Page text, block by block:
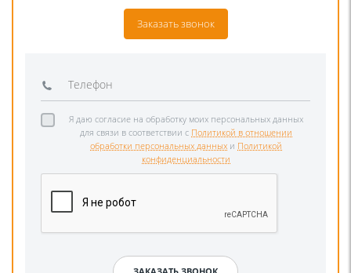
Заказать звонок
Я даю согласие на обработку моих персональных данных
для связи в соответствии с Политикой в отношении
обработки персональных данных и Политикой
конфиденциальности